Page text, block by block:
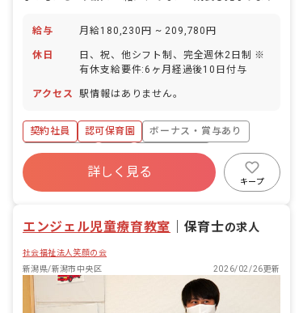
給与 月給180,230円 ~ 209,780円
休日
日、祝、他シフト制、完全週休2日制 ※
有休支給要件:6ヶ月経過後10日付与
アクセス 駅情報はありません。
契約社員 認可保育園
ボーナス・賞与あり
社会保険完備
有給
福利厚生充実
昇給昇進あり
正社員登用
詳しく見る
キープ
エンジェル児童療育教室 保育士の求人
社会福祉法人笑顔の会
新潟県/新潟市中央区
2026/02/26更新